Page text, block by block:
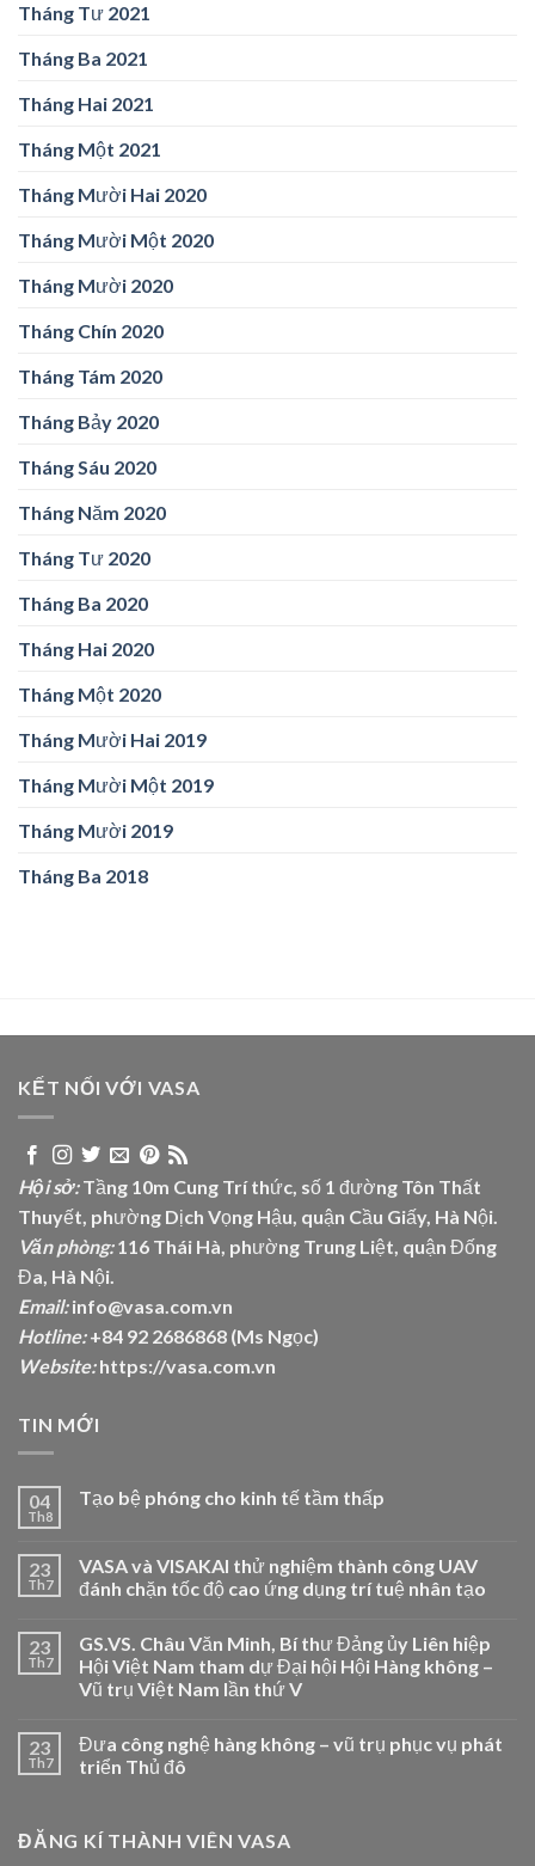
Tháng Tư 2021
Tháng Ba 2021
Tháng Hai 2021
Tháng Một 2021
Tháng Mười Hai 2020
Tháng Mười Một 2020
Tháng Mười 2020
Tháng Chín 2020
Tháng Tám 2020
Tháng Bảy 2020
Tháng Sáu 2020
Tháng Năm 2020
Tháng Tư 2020
Tháng Ba 2020
Tháng Hai 2020
Tháng Một 2020
Tháng Mười Hai 2019
Tháng Mười Một 2019
Tháng Mười 2019
Tháng Ba 2018
KẾT NỐI VỚI VASA
Hội sở:Tầng 10m Cung Trí thức, số 1 đường Tôn Thất
Thuyết, phường Dịch Vọng Hậu, quận Cầu Giấy, Hà Nội.
Văn phòng:116 Thái Hà, phường Trung Liệt, quận Đống
Đa, Hà Nội.
Email:info@vasa.com.vn
Hotline:+84 92 2686868 (Ms Ngọc)
Website: https://vasa.com.vn
TIN MỚI
04
Th8
Tạo bệ phóng cho kinh tế tầm thấp
23
Th7
VASA và VISAKAI thử nghiệm thành công UAV
đánh chặn tốc độ cao ứng dụng trí tuệ nhân tạo
23
Th7
GS.VS. Châu Văn Minh, Bí thư Đảng ủy Liên hiệp
Hội Việt Nam tham dự Đại hội Hội Hàng không –
Vũ trụ Việt Nam lần thứ V
23
Th7
Đưa công nghệ hàng không – vũ trụ phục vụ phát
triển Thủ đô
ĐĂNG KÍ THÀNH VIÊN VASA